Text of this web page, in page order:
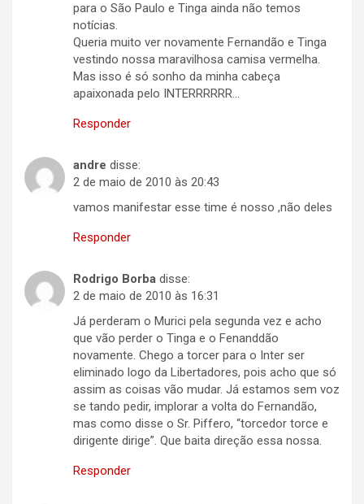
para o São Paulo e Tinga ainda não temos
notícias.
Queria muito ver novamente Fernandão e Tinga
vestindo nossa maravilhosa camisa vermelha.
Mas isso é só sonho da minha cabeça
apaixonada pelo INTERRRRRR…
Responder
andre disse:
2 de maio de 2010 às 20:43
vamos manifestar esse time é nosso ,não deles
Responder
Rodrigo Borba disse:
2 de maio de 2010 às 16:31
Já perderam o Murici pela segunda vez e acho
que vão perder o Tinga e o Fenanddão
novamente. Chego a torcer para o Inter ser
eliminado logo da Libertadores, pois acho que só
assim as coisas vão mudar. Já estamos sem voz
se tando pedir, implorar a volta do Fernandão,
mas como disse o Sr. Piffero, “torcedor torce e
dirigente dirige”. Que baita direção essa nossa.
Responder